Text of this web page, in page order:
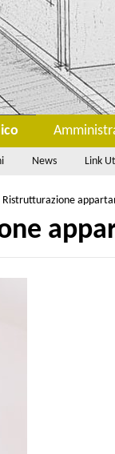
News Link
Ristrutturazione